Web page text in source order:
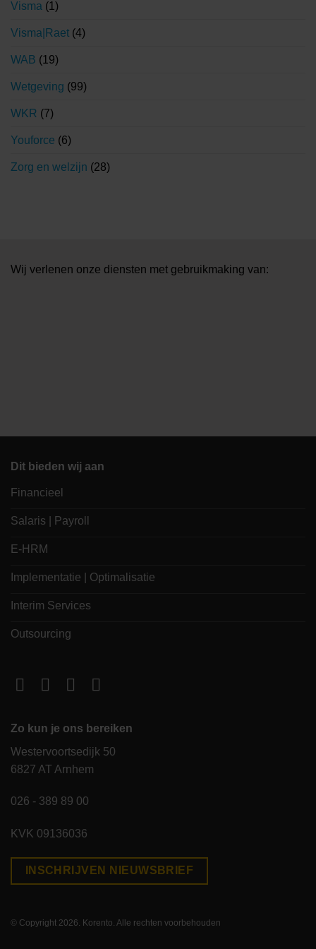
Visma (1)
Visma|Raet (4)
WAB (19)
Wetgeving (99)
WKR (7)
Youforce (6)
Zorg en welzijn (28)
Wij verlenen onze diensten met gebruikmaking van:
Dit bieden wij aan
Financieel
Salaris | Payroll
E-HRM
Implementatie | Optimalisatie
Interim Services
Outsourcing
Zo kun je ons bereiken
Westervoortsedijk 50
6827 AT Arnhem
026 - 389 89 00
KVK 09136036
INSCHRIJVEN NIEUWSBRIEF
© Copyright 2026. Korento. Alle rechten voorbehouden